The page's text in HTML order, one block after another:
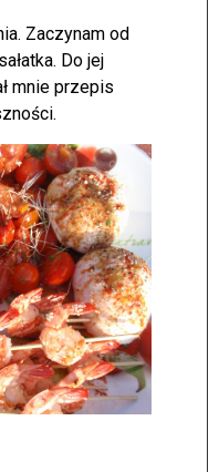
Zaczynam od
Do jej
mnie przepis